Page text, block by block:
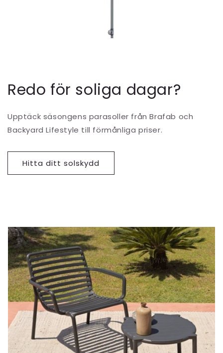
Redo för soliga dagar?
Upptäck säsongens parasoller från Brafab och
Backyard Lifestyle till förmånliga priser.
Hitta ditt solskydd